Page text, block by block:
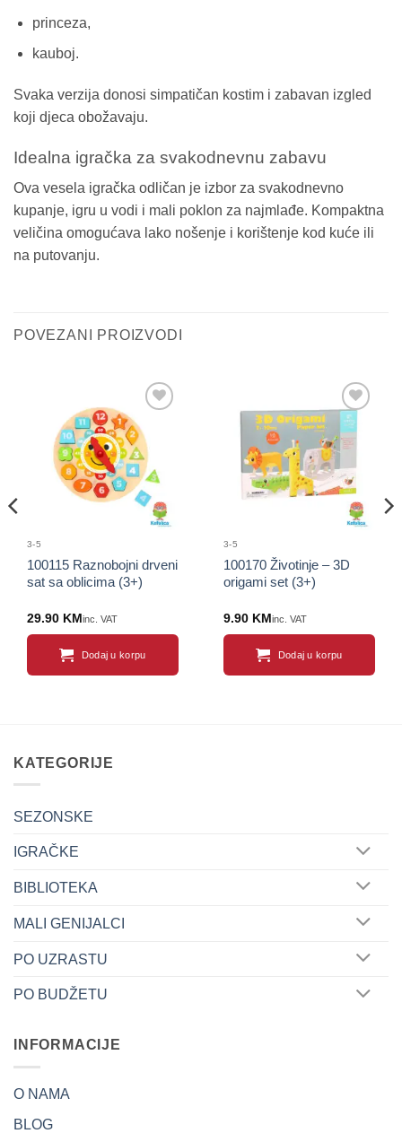
princeza,
kauboj.
Svaka verzija donosi simpatičan kostim i zabavan izgled
koji djeca obožavaju.
Idealna igračka za svakodnevnu zabavu
Ova vesela igračka odličan je izbor za svakodnevno
kupanje, igru u vodi i mali poklon za najmlađe. Kompaktna
veličina omogućava lako nošenje i korištenje kod kuće ili
na putovanju.
POVEZANI PROIZVODI
Sačuvaj
proizvod
3-5
100115 Raznobojni drveni
sat sa oblicima (3+)
29.90 KM inc. VAT
Dodaj u korpu
Sačuvaj
proizvod
3-5
100170 Životinje – 3D
origami set (3+)
9.90 KM inc. VAT
Dodaj u korpu
KATEGORIJE
SEZONSKE
IGRAČKE
BIBLIOTEKA
MALI GENIJALCI
PO UZRASTU
PO BUDŽETU
INFORMACIJE
O NAMA
BLOG